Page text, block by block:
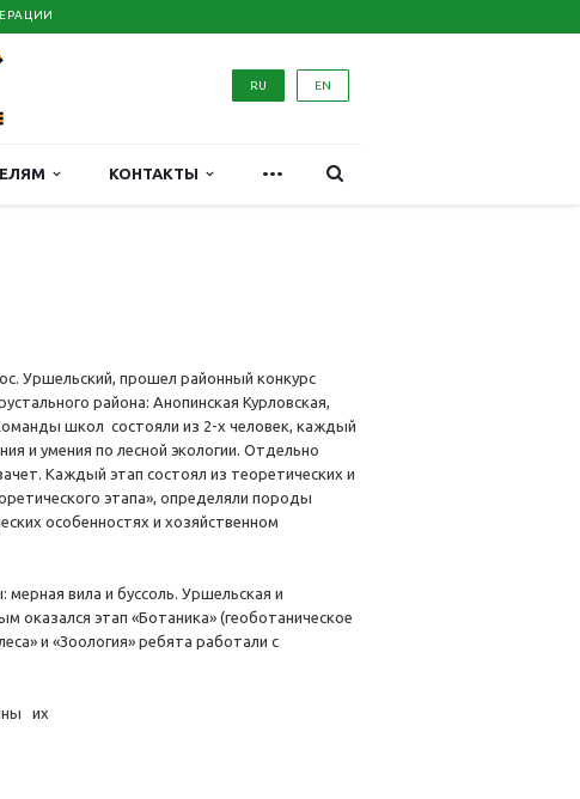
RU EN
КОНТАКТЫ ...
Уршельский, прошел районный конкурс
района: Анопинская Курловская,
школ состояли из 2-х человек, каждый
и умения по лесной экологии. Отдельно
Каждый этап состоял из теоретических и
этапа», определяли породы
особенностях и хозяйственном
вила и буссоль. Уршельская и
этап «Ботаника» (геоботаническое
и «Зоология» ребята работали с
их